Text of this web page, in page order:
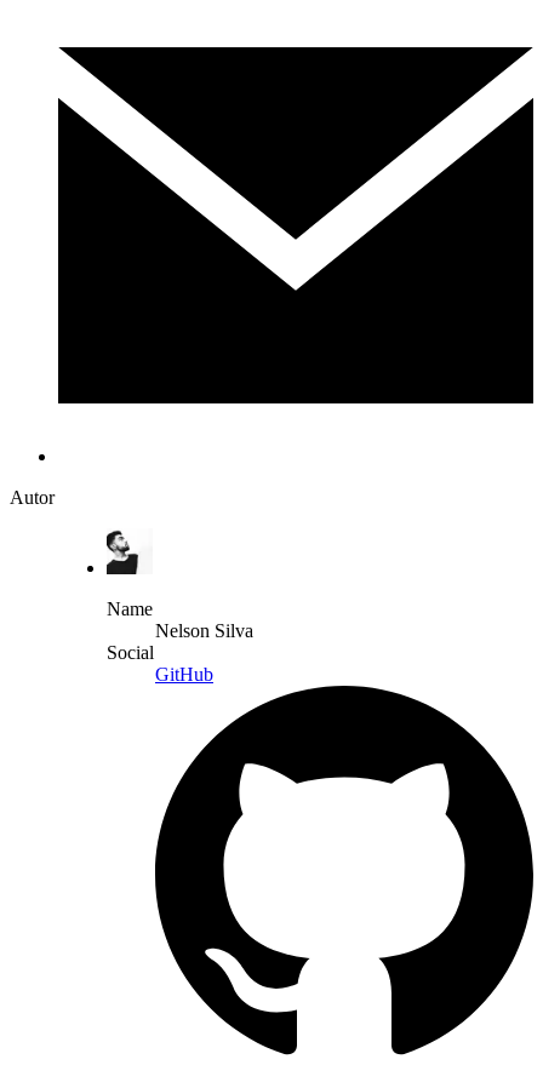
Autor
Name
Nelson Silva
Social
GitHub